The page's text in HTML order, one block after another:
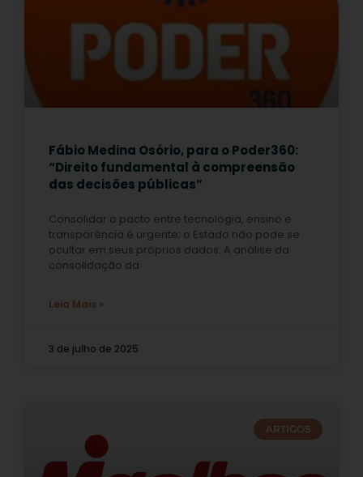
Fábio Medina Osório, para o Poder360:
“Direito fundamental à compreensão
das decisões públicas”
Consolidar o pacto entre tecnologia, ensino e
transparência é urgente; o Estado não pode se
ocultar em seus próprios dados. A análise da
consolidação da
Leia Mais »
3 de julho de 2025
ARTIGOS